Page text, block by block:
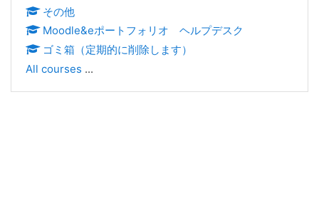
その他
Moodle&eポートフォリオ ヘルプデスク
ゴミ箱（定期的に削除します）
All courses ...